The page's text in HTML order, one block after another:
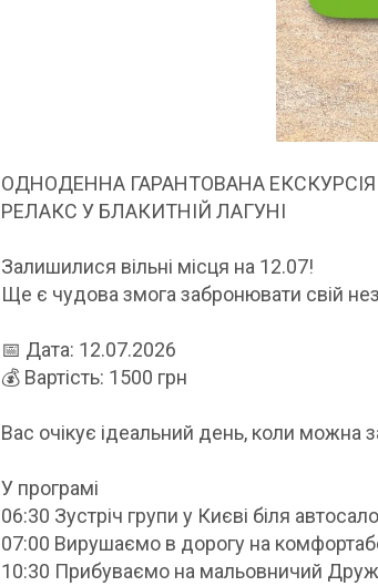
ОДНОДЕННА ГАРАНТОВАНА ЕКСКУРСІЯ
РЕЛАКС У БЛАКИТНІЙ ЛАГУНІ
Залишилися вільні місця на 12.07!
Ще є чудова змога забронювати свій
📅 Дата: 12.07.2026
💰 Вартість: 1500 грн
Вас очікує ідеальний день, коли можна
У програмі
06:30 Зустріч групи у Києві біля
07:00 Вирушаємо в дорогу на
10:30 Прибуваємо на мальовничий